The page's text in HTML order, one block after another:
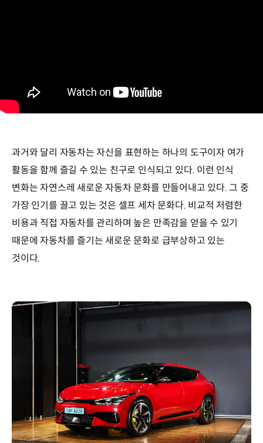
과거와 달리 자동차는 자신을 표현하는 하나의 도구이자 여가
활동을 함께 즐길 수 있는 친구로 인식되고 있다. 이런 인식
변화는 자연스레 새로운 자동차 문화를 만들어내고 있다. 그 중
가장 인기를 끌고 있는 것은 셀프 세차 문화다. 비교적 저렴한
비용과 직접 자동차를 관리하며 높은 만족감을 얻을 수 있기
때문에 자동차를 즐기는 새로운 문화로 급부상하고 있는
것이다.